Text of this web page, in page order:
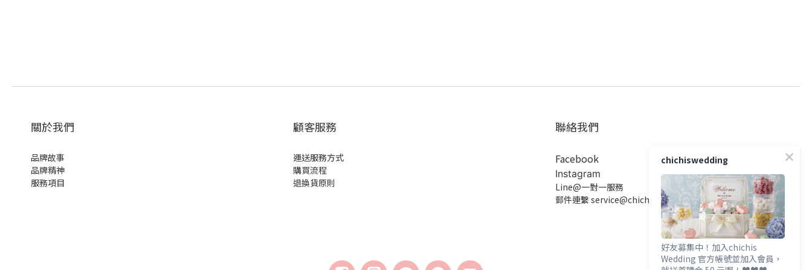
關於我們
品牌故事
品牌精神
服務項目
顧客服務
運送服務方式
購買流程
退換貨原則
聯絡我們
Facebook
Instagram
Line@一對一服務
郵件連繫 service@chichiswedding.com
chichiswedding
好友募集中！加入chichis
Wedding 官方帳號並加入會員，